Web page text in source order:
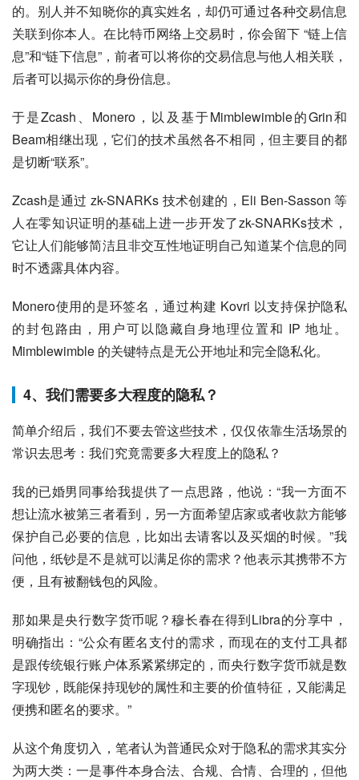
的。别人并不知晓你的真实姓名，却仍可通过各种交易信息
关联到你本人。在比特币网络上交易时，你会留下 “链上信
息”和“链下信息”，前者可以将你的交易信息与他人相关联，
后者可以揭示你的身份信息。
于是Zcash、Monero，以及基于Mimblewimble的Grin和
Beam相继出现，它们的技术虽然各不相同，但主要目的都
是切断“联系”。
Zcash是通过 zk-SNARKs 技术创建的，Eli Ben-Sasson 等
人在零知识证明的基础上进一步开发了zk-SNARKs技术，
它让人们能够简洁且非交互性地证明自己知道某个信息的同
时不透露具体内容。
Monero使用的是环签名，通过构建 Kovri 以支持保护隐私
的封包路由，用户可以隐藏自身地理位置和 IP 地址。
Mimblewimble 的关键特点是无公开地址和完全隐私化。
4、我们需要多大程度的隐私？
简单介绍后，我们不要去管这些技术，仅仅依靠生活场景的
常识去思考：我们究竟需要多大程度上的隐私？
我的已婚男同事给我提供了一点思路，他说：“我一方面不
想让流水被第三者看到，另一方面希望店家或者收款方能够
保护自己必要的信息，比如出去请客以及买烟的时候。”我
问他，纸钞是不是就可以满足你的需求？他表示其携带不方
便，且有被翻钱包的风险。
那如果是央行数字货币呢？穆长春在得到Libra的分享中，
明确指出：“公众有匿名支付的需求，而现在的支付工具都
是跟传统银行账户体系紧紧绑定的，而央行数字货币就是数
字现钞，既能保持现钞的属性和主要的价值特征，又能满足
便携和匿名的要求。”
从这个角度切入，笔者认为普通民众对于隐私的需求其实分
为两大类：一是事件本身合法、合规、合情、合理的，但他